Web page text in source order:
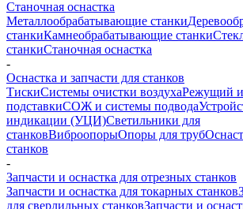
Станочная оснастка
Металлообрабатывающие станки
станкиКамнеобрабатывающие станки
станкиСтаночная оснастка
-
Оснастка и запчасти для станков
ТискиСистемы очистки воздухаРежущий
подставкиСОЖ и системы подвода
индикации (УЦИ)Светильники для
станковВиброопорыОпоры для труб
станков
-
Запчасти и оснастка для отрезных станков
Запчасти и оснастка для токарных станков
для сверлильных станковЗапчасти и